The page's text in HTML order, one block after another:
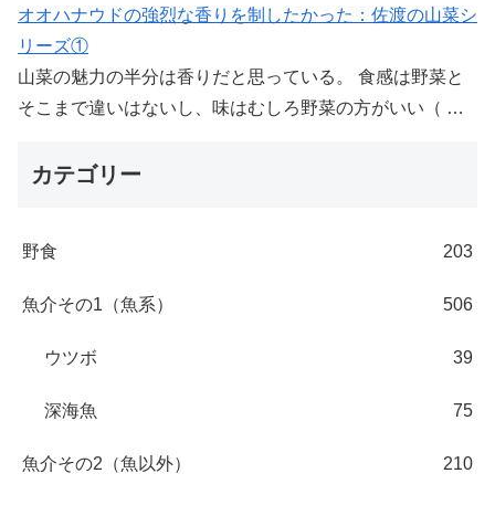
オオハナウドの強烈な香りを制したかった：佐渡の山菜シ
リーズ①
山菜の魅力の半分は香りだと思っている。 食感は野菜と
そこまで違いはないし、味はむしろ野菜の方がいい（ …
カテゴリー
野食 203
魚介その1（魚系） 506
ウツボ 39
深海魚 75
魚介その2（魚以外） 210